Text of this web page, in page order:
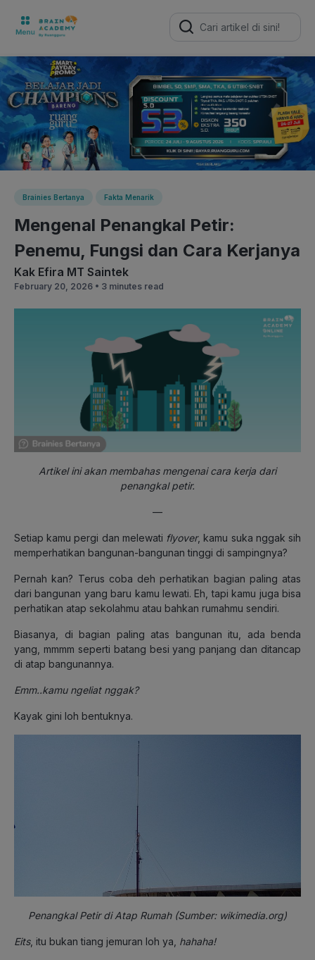
Search
for:
Brainies Bertanya Fakta Menarik
Mengenal Penangkal Petir:
Penemu, Fungsi dan Cara Kerjanya
Kak Efira MT Saintek
February 20, 2026 • 3 minutes read
Artikel ini akan membahas mengenai cara kerja dari
penangkal petir.
—
Setiap kamu pergi dan melewati flyover, kamu suka nggak sih
memperhatikan bangunan-bangunan tinggi di sampingnya?
Pernah kan? Terus coba deh perhatikan bagian paling atas
dari bangunan yang baru kamu lewati. Eh, tapi kamu juga bisa
perhatikan atap sekolahmu atau bahkan rumahmu sendiri.
Biasanya, di bagian paling atas bangunan itu, ada benda
yang, mmmm seperti batang besi yang panjang dan ditancap
di atap bangunannya.
Emm..kamu ngeliat nggak?
Kayak gini loh bentuknya.
Penangkal Petir di Atap Rumah (Sumber: wikimedia.org)
Eits, itu bukan tiang jemuran loh ya, hahaha!